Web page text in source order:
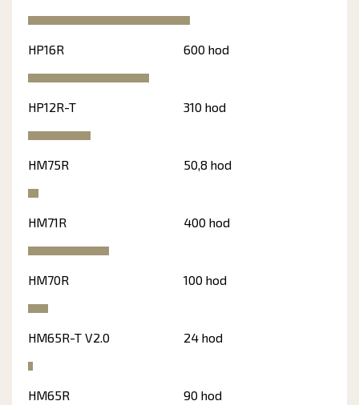
HP16R 600 hod
HP12R-T 310 hod
HM75R 50,8 hod
HM71R 400 hod
HM70R 100 hod
HM65R-T V2.0 24 hod
HM65R 90 hod